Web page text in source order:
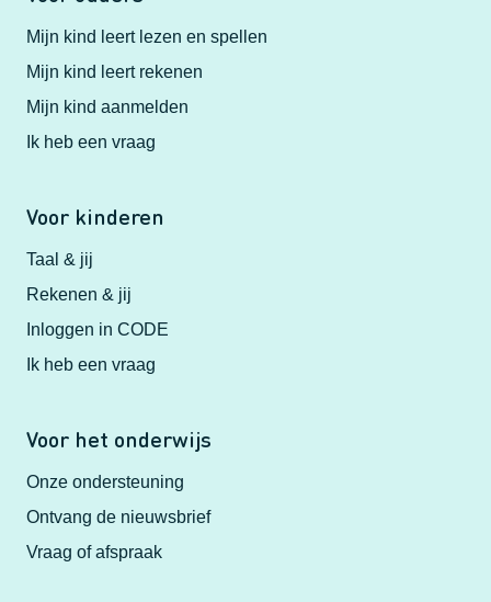
Mijn kind leert lezen en spellen
Mijn kind leert rekenen
Mijn kind aanmelden
Ik heb een vraag
Voor kinderen
Taal & jij
Rekenen & jij
Inloggen in CODE
Ik heb een vraag
Voor het onderwijs
Onze ondersteuning
Ontvang de nieuwsbrief
Vraag of afspraak